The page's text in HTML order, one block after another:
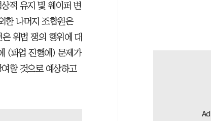
적 유지 및 웨이퍼 변
한 나머지 조합원은
위법 쟁의 행위에 대
(파업 진행에) 문제가
할 것으로 예상하고